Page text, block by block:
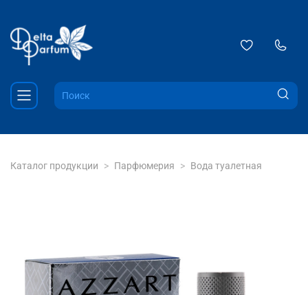
Каталог продукции Парфюмерия Вода туалетная